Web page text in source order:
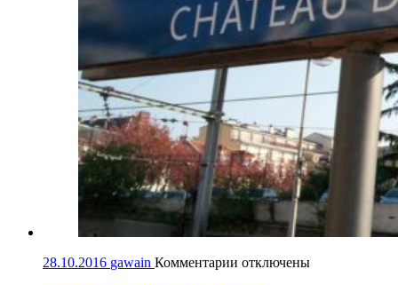
28.10.2016 gawain Комментарии котключены